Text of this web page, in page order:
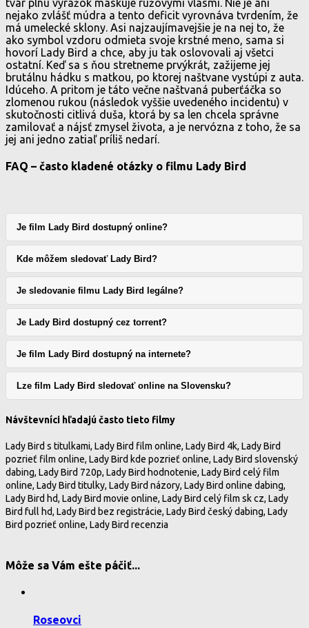
tvár plnú vyrážok maskuje ružovými vlasmi. Nie je ani
nejako zvlášť múdra a tento deficit vyrovnáva tvrdením, že
má umelecké sklony. Asi najzaujímavejšie je na nej to, že
ako symbol vzdoru odmieta svoje krstné meno, sama si
hovorí Lady Bird a chce, aby ju tak oslovovali aj všetci
ostatní. Keď sa s ňou stretneme prvýkrát, zažijeme jej
brutálnu hádku s matkou, po ktorej naštvane vystúpi z auta.
Idúceho. A pritom je táto večne naštvaná puberťáčka so
zlomenou rukou (následok vyššie uvedeného incidentu) v
skutočnosti citlivá duša, ktorá by sa len chcela správne
zamilovať a nájsť zmysel života, a je nervózna z toho, že sa
jej ani jedno zatiaľ príliš nedarí.
FAQ – často kladené otázky o filmu Lady Bird
Je film Lady Bird dostupný online?
Kde môžem sledovať Lady Bird?
Je sledovanie filmu Lady Bird legálne?
Je Lady Bird dostupný cez torrent?
Je film Lady Bird dostupný na internete?
Lze film Lady Bird sledovať online na Slovensku?
Návštevníci hľadajú často tieto filmy
Lady Bird s titulkami, Lady Bird film online, Lady Bird 4k, Lady Bird
pozrieť film online, Lady Bird kde pozrieť online, Lady Bird slovenský
dabing, Lady Bird 720p, Lady Bird hodnotenie, Lady Bird celý film
online, Lady Bird titulky, Lady Bird názory, Lady Bird online dabing,
Lady Bird hd, Lady Bird movie online, Lady Bird celý film sk cz, Lady
Bird full hd, Lady Bird bez registrácie, Lady Bird český dabing, Lady
Bird pozrieť online, Lady Bird recenzia
Môže sa Vám ešte páčiť...
Roseovci